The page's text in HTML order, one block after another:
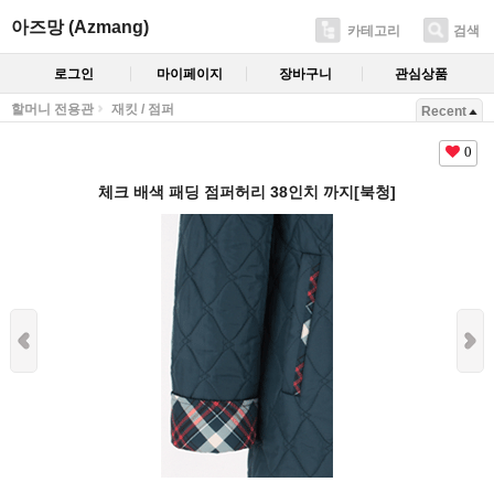
아즈망 (Azmang) 카테고리 검색
로그인 마이페이지 장바구니 관심상품
할머니 전용관 재킷 / 점퍼 Recent
0
체크 배색 패딩 점퍼허리 38인치 까지[북청]